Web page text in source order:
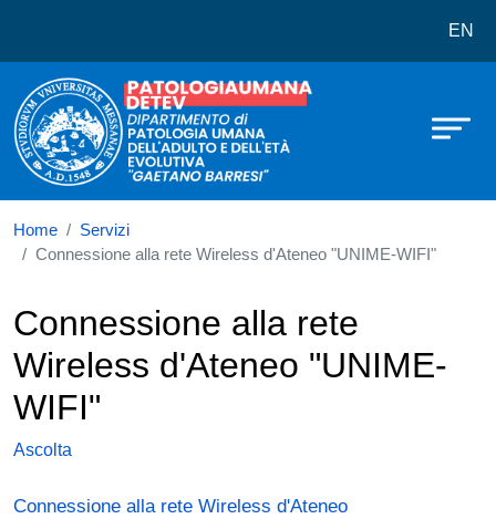
Dipartimento di Patologia Umana
EN
Home
Servizi
Connessione alla rete Wireless d'Ateneo "UNIME-WIFI"
Connessione alla rete
Wireless d'Ateneo "UNIME-
WIFI"
Ascolta
Connessione alla rete Wireless d'Ateneo